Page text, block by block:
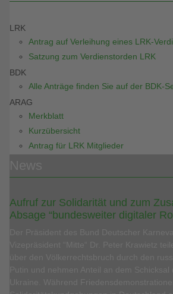
LRK
Antrag auf Verleihung eines LRK-
Satzung zum Verdienstorden LRK
BDK
Alle Anträge finden Sie auf der BDK-
ARAG
Merkblatt
Kurzübersicht
Antrag für LRK Mitglieder
Aufruf zur Solidarität und zum
Absage “bundesweiter digitaler